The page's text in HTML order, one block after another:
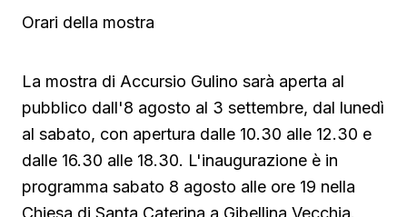
Orari della mostra
La mostra di Accursio Gulino sarà aperta al
pubblico dall'8 agosto al 3 settembre, dal lunedì
al sabato, con apertura dalle 10.30 alle 12.30 e
dalle 16.30 alle 18.30. L'inaugurazione è in
programma sabato 8 agosto alle ore 19 nella
Chiesa di Santa Caterina a Gibellina Vecchia.